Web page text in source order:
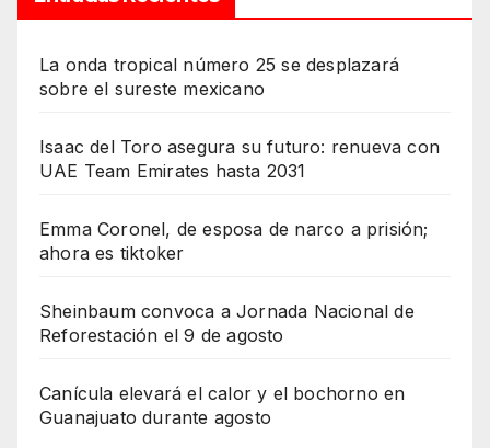
La onda tropical número 25 se desplazará
sobre el sureste mexicano
Isaac del Toro asegura su futuro: renueva con
UAE Team Emirates hasta 2031
Emma Coronel, de esposa de narco a prisión;
ahora es tiktoker
Sheinbaum convoca a Jornada Nacional de
Reforestación el 9 de agosto
Canícula elevará el calor y el bochorno en
Guanajuato durante agosto